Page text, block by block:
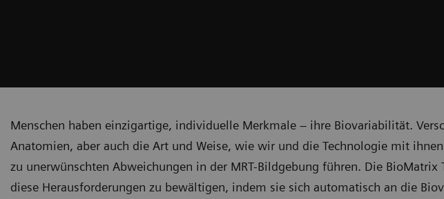
Menschen haben einzigartige, individuelle Merkmale – ihre Biovariabilität.
Anatomien, aber auch die Art und Weise, wie wir und die Technologie mit
zu unerwünschten Abweichungen in der MRT-Bildgebung führen. Die BioMatrix
diese Herausforderungen zu bewältigen, indem sie sich automatisch an die